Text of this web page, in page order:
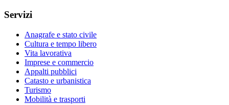
Servizi
Anagrafe e stato civile
Cultura e tempo libero
Vita lavorativa
Imprese e commercio
Appalti pubblici
Catasto e urbanistica
Turismo
Mobilità e trasporti